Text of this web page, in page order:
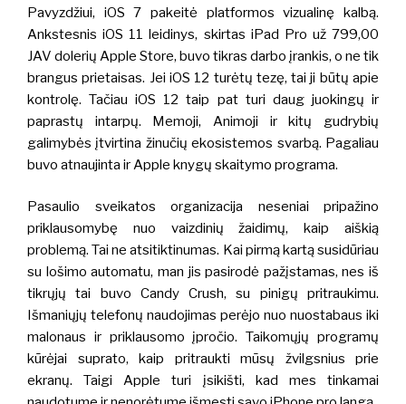
Pavyzdžiui, iOS 7 pakeitė platformos vizualinę kalbą.
Ankstesnis iOS 11 leidinys, skirtas iPad Pro už 799,00
JAV dolerių Apple Store, buvo tikras darbo įrankis, o ne tik
brangus prietaisas. Jei iOS 12 turėtų tezę, tai ji būtų apie
kontrolę. Tačiau iOS 12 taip pat turi daug juokingų ir
paprastų intarpų.
Memoji, Animoji ir kitų gudrybių
galimybės įtvirtina žinučių ekosistemos svarbą. Pagaliau
buvo atnaujinta ir Apple knygų skaitymo programa.
Pasaulio sveikatos organizacija neseniai pripažino
priklausomybę nuo vaizdinių žaidimų, kaip aiškią
problemą. Tai ne atsitiktinumas. Kai pirmą kartą susidūriau
su lošimo automatu, man jis pasirodė pažįstamas, nes iš
tikrųjų tai buvo Candy Crush, su pinigų pritraukimu.
Išmaniųjų telefonų naudojimas perėjo nuo nuostabaus iki
malonaus ir priklausomo įpročio. Taikomųjų programų
kūrėjai suprato, kaip pritraukti mūsų žvilgsnius prie
ekranų. Taigi Apple turi įsikišti, kad mes tinkamai